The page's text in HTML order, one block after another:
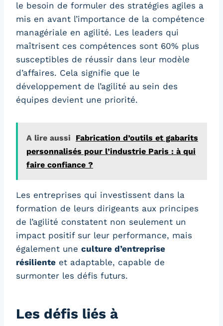
le besoin de formuler des stratégies agiles a
mis en avant l’importance de la compétence
managériale en agilité. Les leaders qui
maîtrisent ces compétences sont 60% plus
susceptibles de réussir dans leur modèle
d’affaires. Cela signifie que le
développement de l’agilité au sein des
équipes devient une priorité.
A lire aussi
Fabrication d’outils et gabarits
personnalisés pour l’industrie Paris : à qui
faire confiance ?
Les entreprises qui investissent dans la
formation de leurs dirigeants aux principes
de l’agilité constatent non seulement un
impact positif sur leur performance, mais
également une culture d’entreprise
résiliente et adaptable, capable de
surmonter les défis futurs.
Les défis liés à